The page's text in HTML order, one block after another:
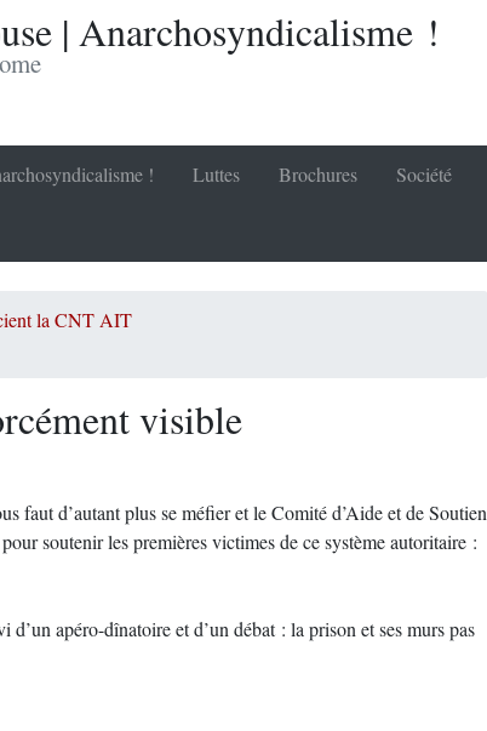
| Anarchosyndicalisme !
! Luttes Brochures Société
la CNT AIT
visible
faut d’autant plus se méfier et le Comité d’Aide et de Soutien
soutenir les premières victimes de ce système autoritaire :
d’un apéro-dînatoire et d’un débat : la prison et ses murs pas